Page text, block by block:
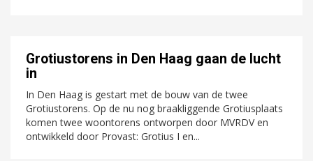
Grotiustorens in Den Haag gaan de lucht
in
In Den Haag is gestart met de bouw van de twee
Grotiustorens. Op de nu nog braakliggende Grotiusplaats
komen twee woontorens ontworpen door MVRDV en
ontwikkeld door Provast: Grotius I en...